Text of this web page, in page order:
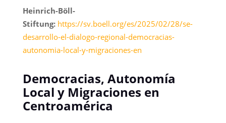
Heinrich-Böll-
Stiftung: https://sv.boell.org/es/2025/02/28/se-
desarrollo-el-dialogo-regional-democracias-
autonomia-local-y-migraciones-en
Democracias, Autonomía
Local y Migraciones en
Centroamérica